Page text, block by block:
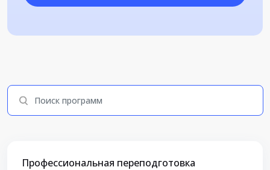
Профессиональная переподготовка